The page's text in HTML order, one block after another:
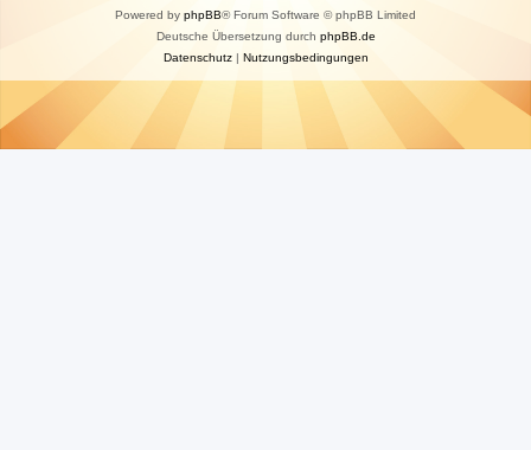
Powered by phpBB® Forum Software © phpBB Limited
Deutsche Übersetzung durch phpBB.de
Datenschutz| Nutzungsbedingungen